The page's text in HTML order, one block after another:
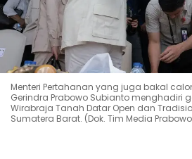
Menteri Pertahanan yang juga bakal
Gerindra Prabowo Subianto menghadiri
Wirabraja Tanah Datar Open dan
Sumatera Barat. (Dok. Tim Media